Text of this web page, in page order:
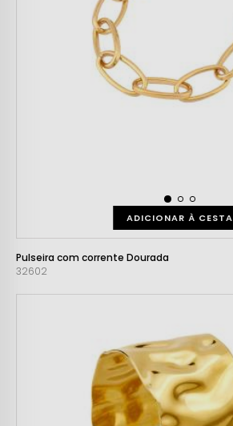
ADICIONAR À CESTA
Pulseira com corrente Dourada
32602